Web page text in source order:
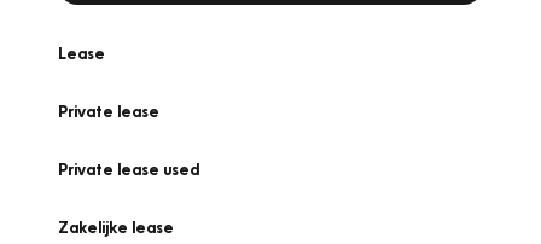
Lease
Private lease
Private lease used
Zakelijke lease